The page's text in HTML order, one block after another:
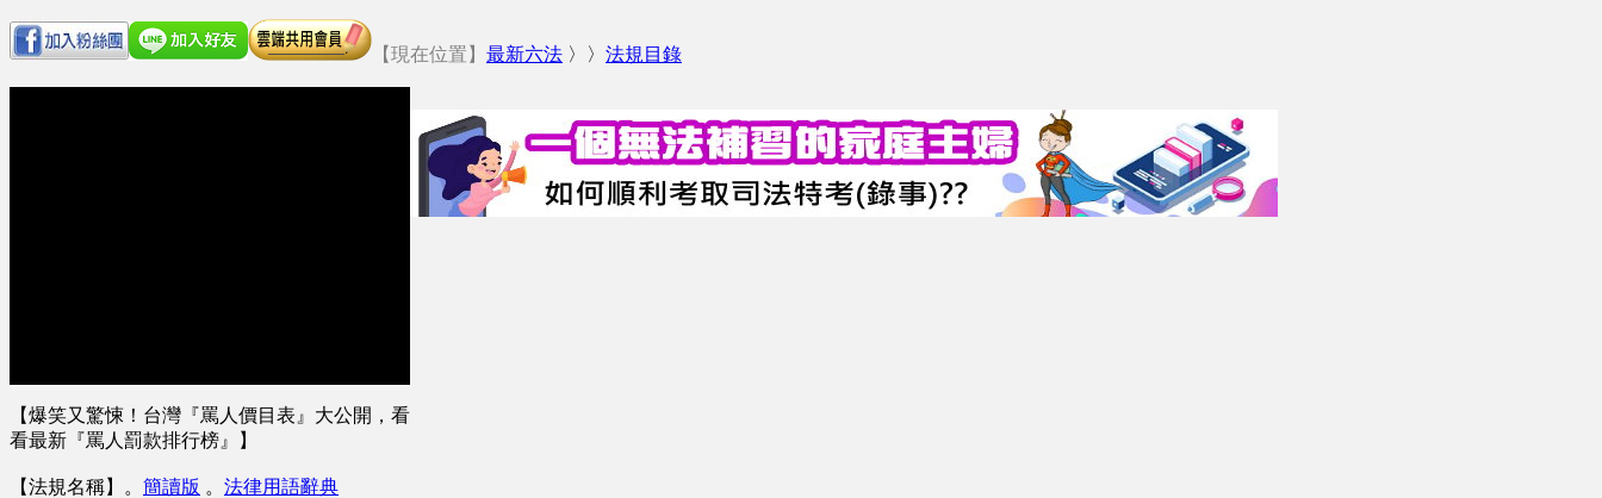
【現在位置】 最新六法 〉〉 法規目錄
【爆笑又驚悚！台灣『罵人價目表』大公開，看
看最新『罵人罰款排行榜』】
【法規名稱】 。 簡讀版 。 法律用語辭典